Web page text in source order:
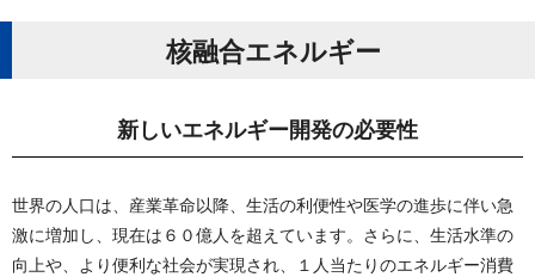
核融合エ ネ ル ギ ー
新しいエネルギー開発 の 必 要 性
世界の人口は、産業革命以降、生活の利便性や医学の進歩に伴い急
激に増加し、現在は６０億人を超えています。さらに、生活水準の
向上や、より便利な社会が実現され、１人当たりのエネルギー消費